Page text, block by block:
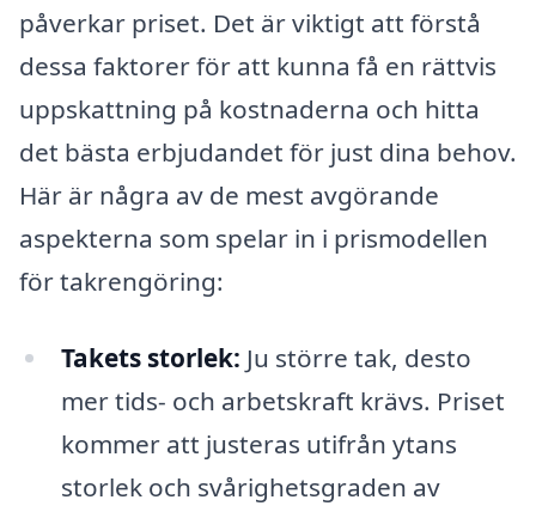
påverkar priset. Det är viktigt att förstå
dessa faktorer för att kunna få en rättvis
uppskattning på kostnaderna och hitta
det bästa erbjudandet för just dina behov.
Här är några av de mest avgörande
aspekterna som spelar in i prismodellen
för takrengöring:
Takets storlek: Ju större tak, desto
mer tids- och arbetskraft krävs. Priset
kommer att justeras utifrån ytans
storlek och svårighetsgraden av